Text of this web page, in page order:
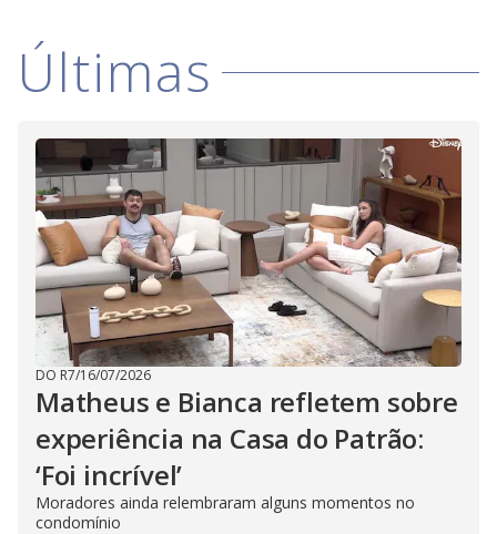
Últimas
DO R7/16/07/2026
Matheus e Bianca refletem sobre
experiência na Casa do Patrão:
‘Foi incrível’
Moradores ainda relembraram alguns momentos no
condomínio